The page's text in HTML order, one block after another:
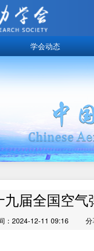
学会动态
九届全国空
：2024-12-11 09:16